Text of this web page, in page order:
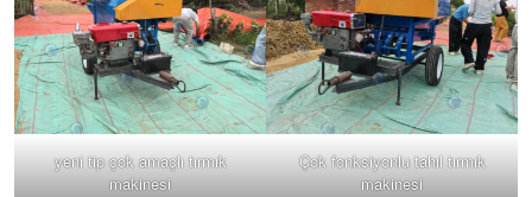
yeni tip çok amaçlı tırmık
makinesi
Çok fonksiyonlu tahıl tırmık
makinesi